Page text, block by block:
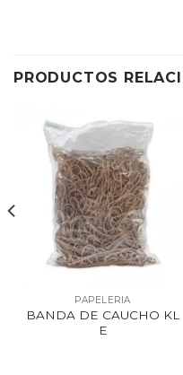
PRODUCTOS
PAPELERIA
BANDA DE CAUCHO KL
E